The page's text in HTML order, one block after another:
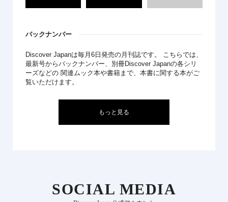
バックナンバー
Discover Japanは毎月6日発売の月刊誌です。 こちらでは、
最新号からバックナンバー、別冊Discover Japanの各シリ
ーズなどの 関連ムック本や書籍まで、本書に関する本がご
覧いただけます。
もっと見る
SOCIAL MEDIA